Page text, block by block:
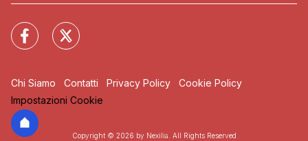
Chi Siamo Contatti Privacy Policy
Cookie Policy
Impostazioni Cookie
Copyright © 2026 by Nexilia. All Rights Reserved